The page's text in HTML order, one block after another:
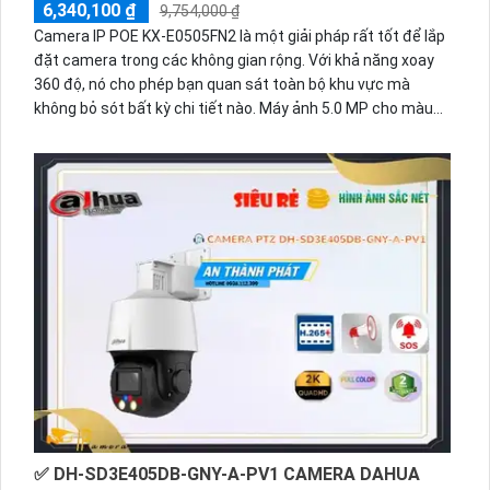
6,340,100 ₫
9,754,000 ₫
Camera IP POE KX-E0505FN2 là một giải pháp rất tốt để lắp
đặt camera trong các không gian rộng. Với khả năng xoay
360 độ, nó cho phép bạn quan sát toàn bộ khu vực mà
không bỏ sót bất kỳ chi tiết nào. Máy ảnh 5.0 MP cho màu
IP POE, việc kết nối camera trở nên dễ dàng hơn bao giờ
hết. Bạn có thể thực hiện việc lắp đặt và cấu hình camera
một cách nhanh chóng chỉ với một dây cáp duy nhất. Công
nét mà còn âm thanh rõ ràng.Với công nghệ giám sát ban
đêm thông qua hồng ngoại 10m, camera KX-E0505FN2 giúp
bạn thu được hình ảnh rõ ràng cả trong ban ngày lẫn ban
đêm. Công nghệ hồng ngoại SMD cho phép camera bắt
được mọi chi tiết ngay cả trong ánh sáng yếu. Bạn có thể
yên tâm giám sát nhà ở, văn phòng hay cửa hàng mà không
bị giới hạn thời gian.
✅ DH-SD3E405DB-GNY-A-PV1 CAMERA DAHUA